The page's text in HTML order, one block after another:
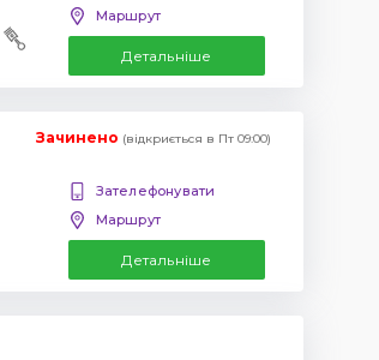
Маршрут
Детальніше
Зачинено (відкриється в Пт 09:00)
Зателефонувати
Маршрут
Детальніше